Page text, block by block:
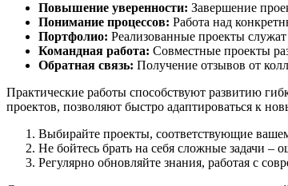
Повышение уверенности: Завершение
Понимание процессов: Работа над
Портфолио: Реализованные проекты
Командная работа: Совместные проекты
Обратная связь: Получение отзывов от
Практические работы способствуют развитию
проектов, позволяют быстро адаптироваться к
Выбирайте проекты, соответствующие
Не бойтесь брать на себя сложные задачи
Регулярно обновляйте знания, работая с